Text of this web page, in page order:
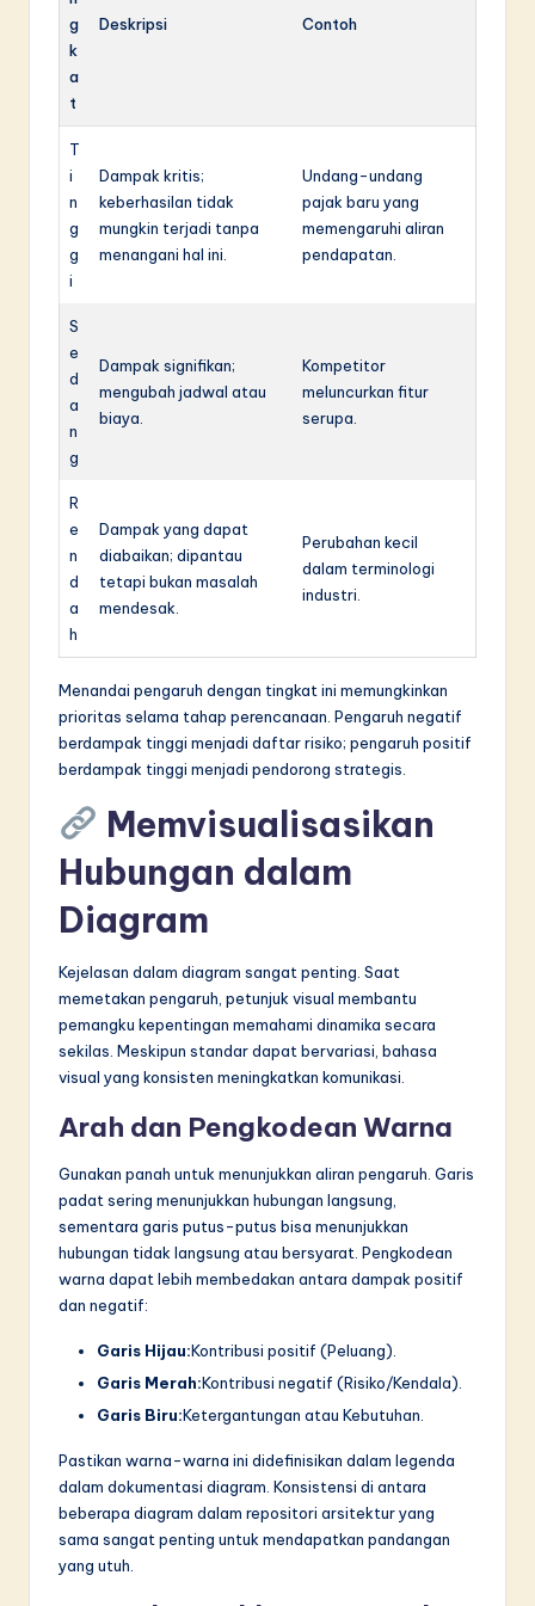
g
k
a
t
Deskripsi Contoh
T
i
n
g
g
i
Dampak kritis;
keberhasilan tidak
mungkin terjadi tanpa
menangani hal ini.
Undang-undang
pajak baru yang
memengaruhi aliran
pendapatan.
S
e
d
a
n
g
Dampak signifikan;
mengubah jadwal atau
biaya.
Kompetitor
meluncurkan fitur
serupa.
R
e
n
d
a
h
Dampak yang dapat
diabaikan; dipantau
tetapi bukan masalah
mendesak.
Perubahan kecil
dalam terminologi
industri.
Menandai pengaruh dengan tingkat ini memungkinkan
prioritas selama tahap perencanaan. Pengaruh negatif
berdampak tinggi menjadi daftar risiko; pengaruh positif
berdampak tinggi menjadi pendorong strategis.
Memvisualisasikan
Hubungan dalam
Diagram
Kejelasan dalam diagram sangat penting. Saat
memetakan pengaruh, petunjuk visual membantu
pemangku kepentingan memahami dinamika secara
sekilas. Meskipun standar dapat bervariasi, bahasa
visual yang konsisten meningkatkan komunikasi.
Arah dan Pengkodean Warna
Gunakan panah untuk menunjukkan aliran pengaruh. Garis
padat sering menunjukkan hubungan langsung,
sementara garis putus-putus bisa menunjukkan
hubungan tidak langsung atau bersyarat. Pengkodean
warna dapat lebih membedakan antara dampak positif
dan negatif:
Garis Hijau:Kontribusi positif (Peluang).
Garis Merah:Kontribusi negatif (Risiko/Kendala).
Garis Biru:Ketergantungan atau Kebutuhan.
Pastikan warna-warna ini didefinisikan dalam legenda
dalam dokumentasi diagram. Konsistensi di antara
beberapa diagram dalam repositori arsitektur yang
sama sangat penting untuk mendapatkan pandangan
yang utuh.